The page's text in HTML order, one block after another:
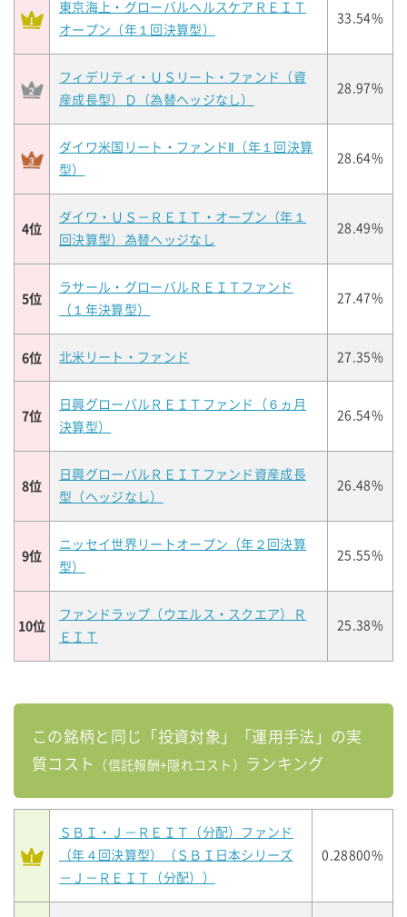
東京海上・グローバルヘルスケアＲＥＩＴ
オープン（年１回決算型）
33.54%
フィデリティ・ＵＳリート・ファンド（資
産成長型）Ｄ（為替ヘッジなし）
28.97%
ダイワ米国リート・ファンドⅡ（年１回決算
型）
28.64%
4位
ダイワ・ＵＳ－ＲＥＩＴ・オープン（年１
回決算型）為替ヘッジなし
28.49%
5位
ラサール・グローバルＲＥＩＴファンド
（１年決算型）
27.47%
6位 北米リート・ファンド 27.35%
7位
日興グローバルＲＥＩＴファンド（６ヵ月
決算型）
26.54%
8位
日興グローバルＲＥＩＴファンド資産成長
型（ヘッジなし）
26.48%
9位
ニッセイ世界リートオープン（年２回決算
型）
25.55%
10位
ファンドラップ（ウエルス・スクエア）Ｒ
ＥＩＴ
25.38%
この銘柄と同じ「投資対象」「運用手法」の実
質コスト
（信託報酬+隠れコスト） ランキング
ＳＢＩ・Ｊ－ＲＥＩＴ（分配）ファンド
（年４回決算型）（ＳＢＩ日本シリーズ
－Ｊ－ＲＥＩＴ（分配））
0.28800%